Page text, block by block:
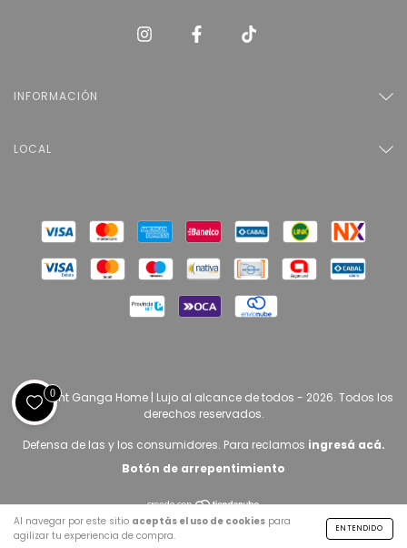
Al navegar por este sitio aceptás el uso de cookies para
agilizar tu experiencia de compra.
ENTENDIDO
INFORMACIÓN
LOCAL
Copyright Ganga Home | Lujo al alcance de todos - 2026. Todos los
derechos reservados.
Defensa de las y los consumidores. Para reclamos ingresá acá.
Botón de arrepentimiento
0